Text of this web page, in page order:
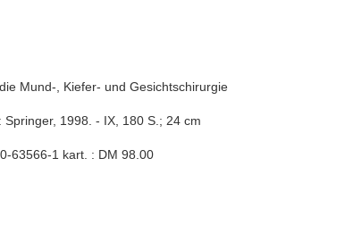
Mund-, Kiefer- und Gesichtschirurgie
1998. - IX, 180 S.; 24 cm
63566-1 kart. : DM 98.00